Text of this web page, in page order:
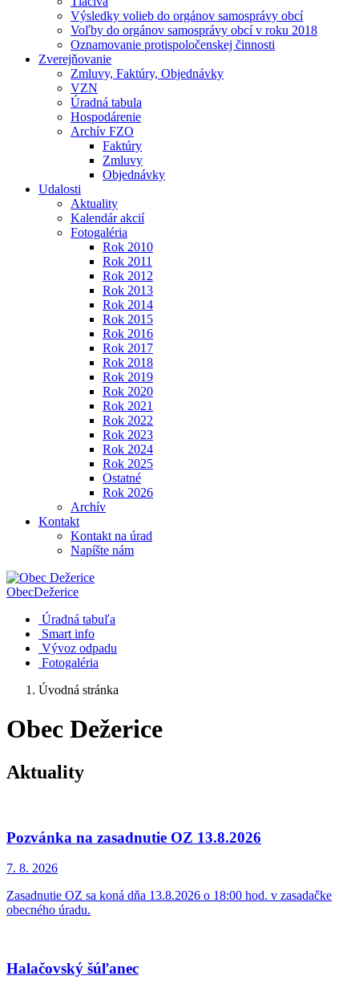
Výsledky volieb do orgánov samosprávy obcí
Voľby do orgánov samosprávy obcí v roku 2018
Oznamovanie protispoločenskej činnosti
Zverejňovanie
Zmluvy, Faktúry, Objednávky
VZN
Úradná tabula
Hospodárenie
Archív FZO
Faktúry
Zmluvy
Objednávky
Udalosti
Aktuality
Kalendár akcií
Fotogaléria
Rok 2010
Rok 2011
Rok 2012
Rok 2013
Rok 2014
Rok 2015
Rok 2016
Rok 2017
Rok 2018
Rok 2019
Rok 2020
Rok 2021
Rok 2022
Rok 2023
Rok 2024
Rok 2025
Ostatné
Rok 2026
Archív
Kontakt
Kontakt na úrad
Napíšte nám
ObecDežerice
Úradná tabuľa
Smart info
Vývoz odpadu
Fotogaléria
Úvodná stránka
Obec Dežerice
Aktuality
Pozvánka na zasadnutie OZ 13.8.2026
7. 8. 2026
Zasadnutie OZ sa koná dňa 13.8.2026 o 18:00 hod. v zasadačke
obecného úradu.
Halačovský šúľanec